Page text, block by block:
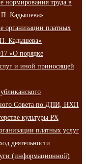
труда в
Кадышева»
организации платных
Кадышева»
«О порядке
и иной приносящей
Совета по ДПИ, НХП
культуры РХ
платных услуг
деятельности
(информационной)